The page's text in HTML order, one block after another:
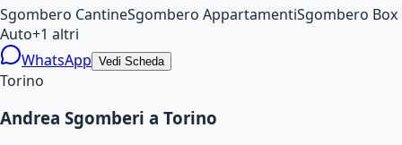
Sgombero CantineSgombero AppartamentiSgombero Box
Auto+1 altri
WhatsApp Vedi Scheda
Torino
Andrea Sgomberi a Torino